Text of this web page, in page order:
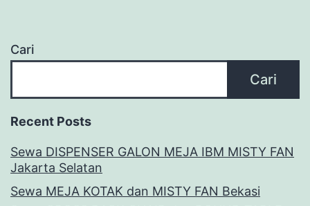
Cari
Cari
Recent Posts
Sewa DISPENSER GALON MEJA IBM MISTY FAN
Jakarta Selatan
Sewa MEJA KOTAK dan MISTY FAN Bekasi